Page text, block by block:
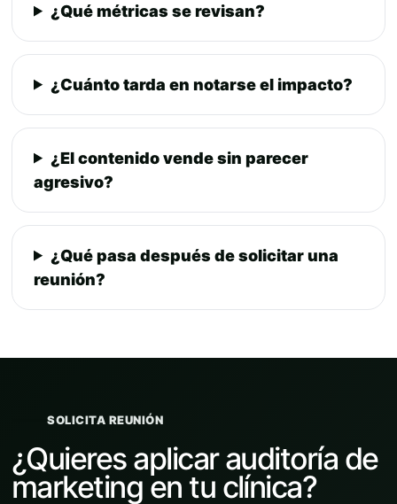
¿Qué métricas se revisan?
¿Cuánto tarda en notarse el impacto?
¿El contenido vende sin parecer
agresivo?
¿Qué pasa después de solicitar una
reunión?
SOLICITA REUNIÓN
¿Quieres aplicar auditoría de
marketing en tu clínica?